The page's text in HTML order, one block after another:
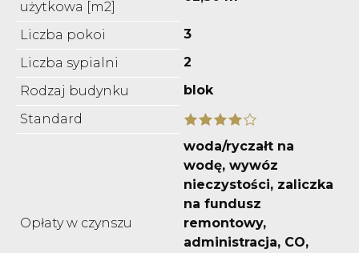
użytkowa [m2]
Liczba pokoi
3
Liczba sypialni
2
Rodzaj budynku
blok
Standard
Opłaty w czynszu
woda/ryczałt na
wodę, wywóz
nieczystości, zaliczka
na fundusz
remontowy,
administracja, CO,